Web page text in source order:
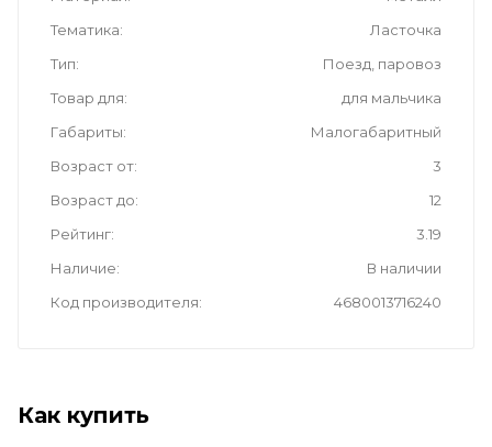
Тематика
Ласточка
Тип
Поезд, паровоз
Товар для
для мальчика
Габариты
Малогабаритный
Возраст от
3
Возраст до
12
Рейтинг
3.19
Наличие
В наличии
Код производителя
4680013716240
Как купить